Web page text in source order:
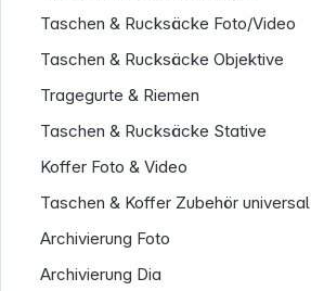
Taschen & Rucksäcke Foto/Video
Taschen & Rucksäcke Objektive
Tragegurte & Riemen
Taschen & Rucksäcke Stative
Koffer Foto & Video
Taschen & Koffer Zubehör universal
Archivierung Foto
Archivierung Dia